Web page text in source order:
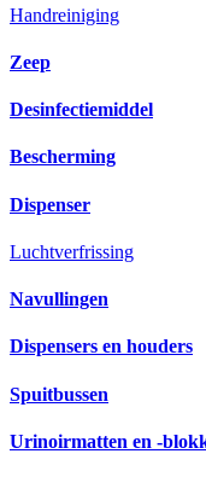
Handreiniging
Zeep
Desinfectiemiddel
Bescherming
Dispenser
Luchtverfrissing
Navullingen
Dispensers en houders
Spuitbussen
Urinoirmatten en -